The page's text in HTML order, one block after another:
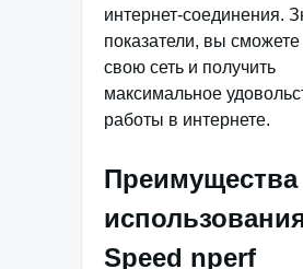
интернет-соединения.
показатели, вы
свою сеть и получить
максимальное
работы в интернете.
Преимущества
Speed nperf